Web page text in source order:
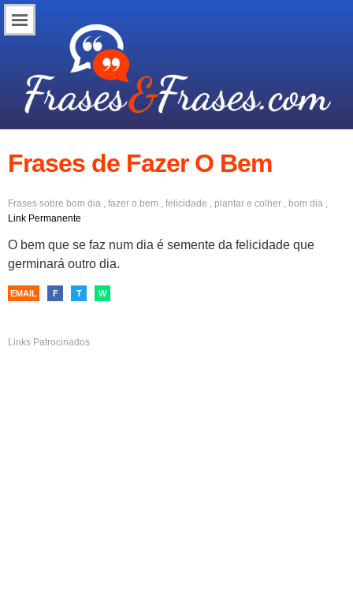
Frases de Fazer O Bem
Frases sobre bom dia , fazer o bem , felicidade , plantar e colher , bom dia ,
positividade,otimismo
Link Permanente
O bem que se faz num dia é semente da felicidade que
germinará outro dia.
EMAIL F T W
Links Patrocinados